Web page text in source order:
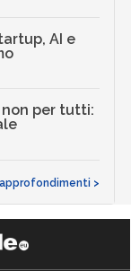
AI e
non per tutti:
>